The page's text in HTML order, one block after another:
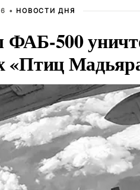
• НОВОСТИ ДНЯ
500
«Птиц